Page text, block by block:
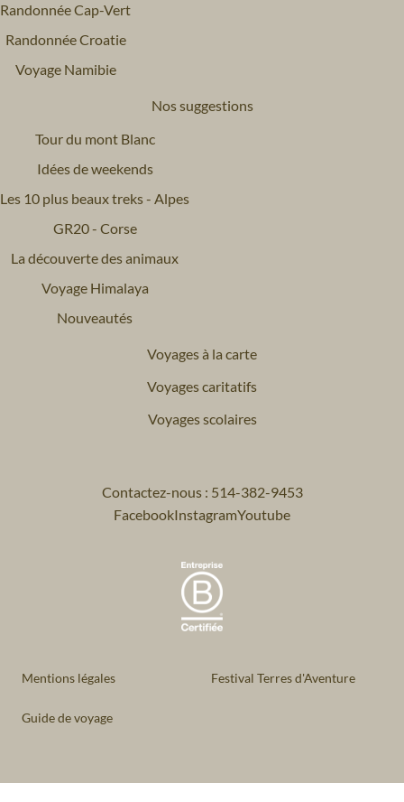
Randonnée Cap-Vert
Randonnée Croatie
Voyage Namibie
Nos suggestions
Tour du mont Blanc
Idées de weekends
Les 10 plus beaux treks - Alpes
GR20 - Corse
La découverte des animaux
Voyage Himalaya
Nouveautés
Voyages à la carte
Voyages caritatifs
Voyages scolaires
Contactez-nous : 514-382-9453
FacebookInstagramYoutube
Mentions légales Festival Terres d'Aventure
Guide de voyage